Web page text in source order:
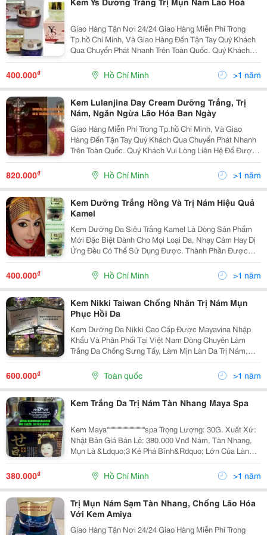
Giao Hàng Tận Nơi 24/24 Giao Hàng Miễn Phí Trong
Tp.hồ Chí Minh, Và Giao Hàng Đến Tận Tay Quý Khách
Qua Chuyển Phát Nhanh Trên Toàn Quốc. Quý Khách
Vui Lòng Liên Hệ Để Được Tư Vấn Và Báo Giá Tốt
400.000₫ Hồ Chí Minh >1 năm
Kem Lulanjina Day Cream Dưỡng Trắng, Trị
Nám, Ngăn Ngừa Lão Hóa Ban Ngày
Giao Hàng Miễn Phí Trong Tp.hồ Chí Minh, Và Giao
Hàng Đến Tận Tay Quý Khách Qua Chuyển Phát Nhanh
Trên Toàn Quốc. Quý Khách Vui Lòng Liên Hệ Để Được
Tư Vấn Và Báo Giá Tốt Nhất! Xin Chân Thành Cảm Ơn!
...............................O0O....
820.000₫ Hồ Chí Minh >1 năm
Kem Dưỡng Trắng Hồng Và Trị Nám Hiệu Quả
Kamel
Kem Dưỡng Da Siêu Trắng Kamel Là Dòng Sản Phẩm
Mới Đặc Biệt Dành Cho Mọi Loại Da, Nhạy Cảm Hay Dị
Ứng Đều Có Thể Sử Dụng Được. Thành Phần Được
Chiết Xuất 100% Từ Trân Châu, Giúp Nuôi Dưỡng Da
Luôn Trắng Sáng, Mịn Màng, Hồng Hào. Đặc Biệt Dòng
Kem Kam
400.000₫ Hồ Chí Minh >1 năm
Kem Nikki Taiwan Chống Nhăn Trị Nám Mụn
Phục Hồi Da
Kem Dưỡng Da Nikki Cao Cấp Được Mayavina Nhập
Khẩu Và Phân Phối Tại Việt Nam Dòng Chuyên Làm
Trắng Da Chống Sưng Tấy, Làm Mịn Làn Da Trị Nám,
Chống Lão Hóa Chất Lượng, Hiệu Quả Và Hoàn Toàn
Thân Thiện Với Sức Khỏe Người Sử Dụng. Kem Nikki
600.000₫ Toàn quốc >1 năm
Kem Trắng Da Trị Nám Tàn Nhang Maya Spa
Kem Maya''''''''''''''''''''''''''''''''spa Trọng Lượng: 30G. Xuất Xứ:
Nhật Bản Giá Bán Lẻ: 380.000 Vnđ Nám, Tàn Nhang,
Mụn Là &Ldquo;3 Kẻ Phá Bĩnh&Rdquo; Lớn Của Làn
Da. Chúng Tạo Nên Những Hình Thù Xấu Xí Trên Khuôn
Mặt Khiến Cho Chị Em Ch
380.000₫ Hồ Chí Minh >1 năm
Trị Mụn Nám Sạm Tàn Nhang, Chống Lão Hóa
Với Kem Amiya
Giao Hàng Tận Nơi 24/24 Giao Hàng Miễn Phí Trong